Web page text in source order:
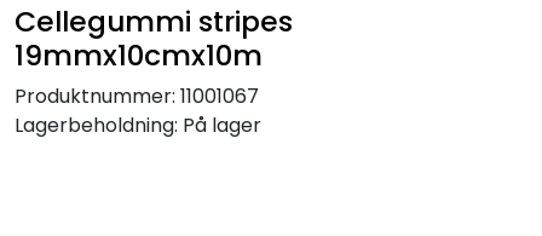
Cellegummi stripes
19mmx10cmx10m
Produktnummer: 11001067
Lagerbeholdning: På lager